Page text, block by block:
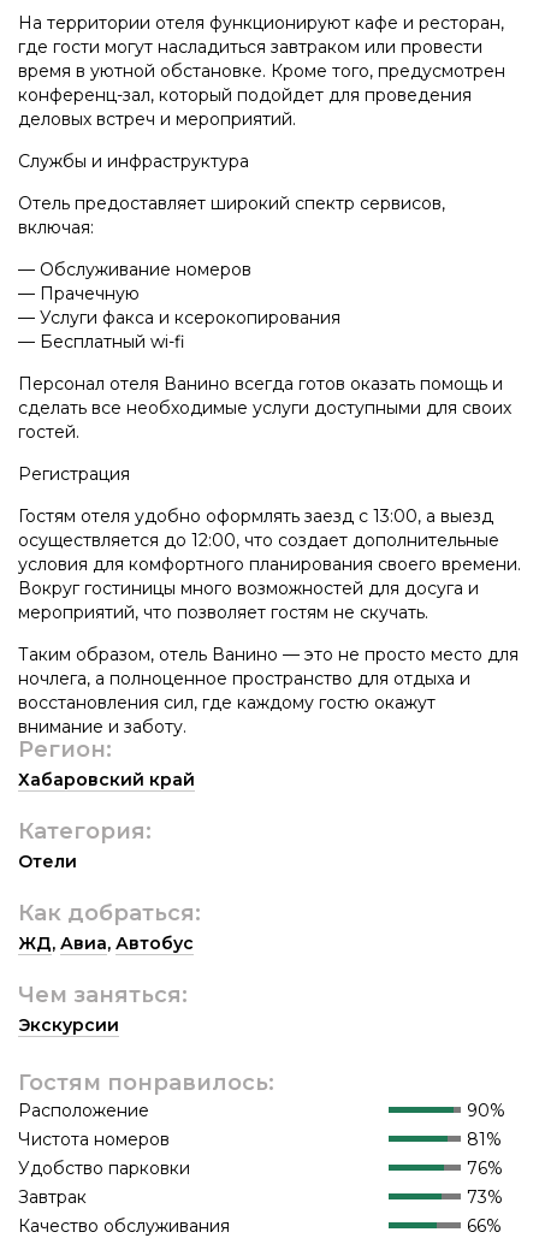
На территории отеля функционируют кафе и ресторан,
где гости могут насладиться завтраком или провести
время в уютной обстановке. Кроме того, предусмотрен
конференц-зал, который подойдет для проведения
деловых встреч и мероприятий.
Службы и инфраструктура
Отель предоставляет широкий спектр сервисов,
включая:
— Обслуживание номеров
— Прачечную
— Услуги факса и ксерокопирования
— Бесплатный wi-fi
Персонал отеля Ванино всегда готов оказать помощь и
сделать все необходимые услуги доступными для своих
гостей.
Регистрация
Гостям отеля удобно оформлять заезд с 13:00, а выезд
осуществляется до 12:00, что создает дополнительные
условия для комфортного планирования своего времени.
Вокруг гостиницы много возможностей для досуга и
мероприятий, что позволяет гостям не скучать.
Таким образом, отель Ванино — это не просто место для
ночлега, а полноценное пространство для отдыха и
восстановления сил, где каждому гостю окажут
внимание и заботу.
Регион:
Хабаровский край
Категория:
Отели
Как добраться:
ЖД, Авиа, Автобус
Чем заняться:
Экскурсии
Гостям понравилось:
Расположение
90%
Чистота номеров
81%
Удобство парковки
76%
Завтрак
73%
Качество обслуживания
66%